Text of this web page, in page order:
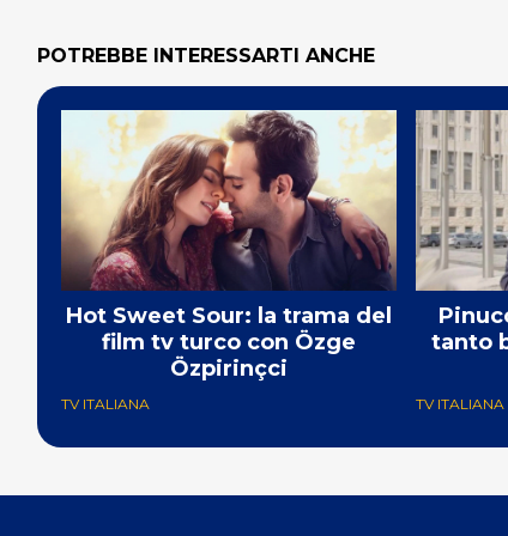
POTREBBE INTERESSARTI ANCHE
Hot Sweet Sour: la trama del
film tv turco con Özge
Özpirinçci
TV ITALIANA
tanto
TV ITALIANA